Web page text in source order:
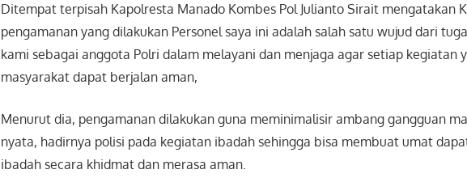
Ditempat terpisah Kapolresta Manado Kombes Pol Julianto Sirait mengatakan
pengamanan yang dilakukan Personel saya ini adalah salah satu wujud dari
kami sebagai anggota Polri dalam melayani dan menjaga agar setiap kegiatan
masyarakat dapat berjalan aman,
Menurut dia, pengamanan dilakukan guna meminimalisir ambang gangguan
nyata, hadirnya polisi pada kegiatan ibadah sehingga bisa membuat umat
ibadah secara khidmat dan merasa aman.